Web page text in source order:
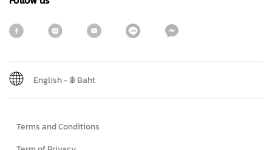
Terms and Conditions
English- ฿ Baht
First name